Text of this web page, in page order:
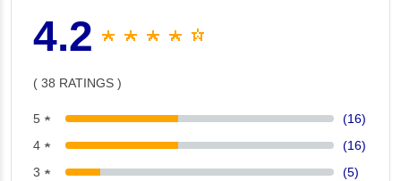
4.2 ★ ★ ★ ★ ☆
( 38 RATINGS )
5 ★
(16)
4 ★
(16)
3 ★
(5)